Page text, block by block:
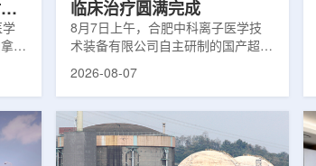
学
大
国
采
部
教
临床治疗圆满完成
8月7日上午，合肥中科离子医学技
术装备有限公司自主研制的国产超导
回旋质子治疗系统，在合肥离子医学
治疗系统的重要突破。本例受试者为
肺癌患者。试验所用的超导质子治疗
系统，搭载中科离子自主研发的
2026-08-07